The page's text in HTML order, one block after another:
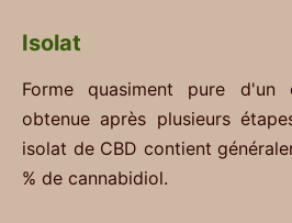
Isolat
Forme quasiment pure d'un
obtenue après plusieurs
isolat de CBD contient
% de cannabidiol.